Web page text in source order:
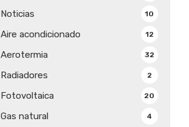
Noticias 10
Aire acondicionado 12
Aerotermia 32
Radiadores 2
Fotovoltaica 20
Gas natural 4